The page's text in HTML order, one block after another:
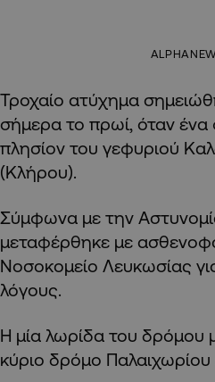
Τροχαίο ατύχημα
σήμερα το πρωί, όταν
πλησίον του γεφυριού
(Κλήρου).
Σύμφωνα με την
μεταφέρθηκε με
Νοσοκομείο Λευκωσίας
λόγους.
Η μία λωρίδα του δρόμου
κύριο δρόμο Παλαιχωρίου